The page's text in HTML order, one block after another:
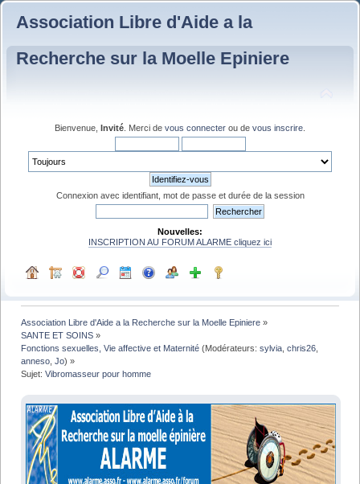
Association Libre d'Aide a la
Recherche sur la Moelle Epiniere
Bienvenue, Invité . Merci de vous connecter ou de vous inscrire
Connexion avec identifiant, mot de passe et durée de la session
Nouvelles:
INSCRIPTION AU FORUM ALARME cliquez ici
Association Libre d'Aide a la Recherche sur la Moelle Epiniere »
SANTE ET SOINS »
Fonctions sexuelles, Vie affective et Maternité (Modérateurs:sylvia ,chris26
anneso ,Jo) »
Sujet:Vibromasseur pour homme